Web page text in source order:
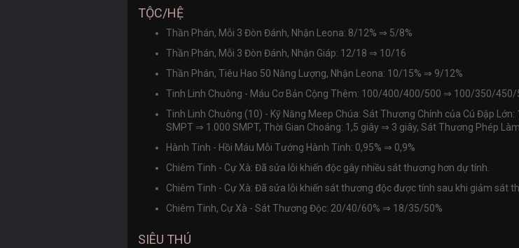
TỘC/HỆ
Thần Phán, Mỗi 3 Đòn Đánh, Nhận Leona: 8/12% ⇒ 5/8%
Thần Phán, Mỗi 3 Đòn Đánh, Nhận Giáp: 12/18 ⇒ 10/16
Thần Phán, Tiêu Hao 50 Năng Lượng, Nhận Leona: 10/15% ⇒ 9/12%
Tinh Linh Chuông - Máu Cơ Bản Cộng Thêm: 100/400/400/500 ⇒ 100/350/450/
Tinh Linh Chuông (10) - Kỹ Năng Meep Chúa: Sát Thương Chính của Cú Đập Lớn:
SMPT ⇒ 1.000 SMPT, Thời Gian Choáng: 1,5 giây ⇒ 3 giây, Sát Thương Phép
Hành Tinh - Hồi Máu Mỗi Tướng Hành Tinh: 0,95% ⇒ 0,9%
Chiêm Tinh - Cự Xà: Đã sửa lỗi khiến độc gây nhiều sát thương hơn dự tính.
Chiêm Tinh - Cự Xà: Đã sửa lỗi khiến sát thương độc được tính sau khi giảm sát
Chiêm Tinh, Cự Xà - Sát Thương Độc: 20/40/60% ⇒ 18/35/50%
SIÊU THÚ